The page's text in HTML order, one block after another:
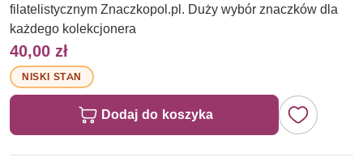
filatelistycznym Znaczkopol.pl. Duży wybór znaczków dla
każdego kolekcjonera
40,00 zł
NISKI STAN
Dodaj do koszyka